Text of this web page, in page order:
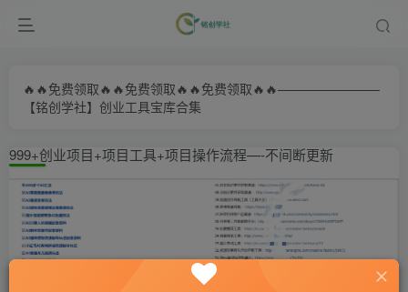
🔥🔥免费领取🔥🔥免费领取🔥🔥免费领取🔥🔥————————
【铭创学社】创业工具宝库合集
999+创业项目+项目工具+项目操作流程—-不间断更新